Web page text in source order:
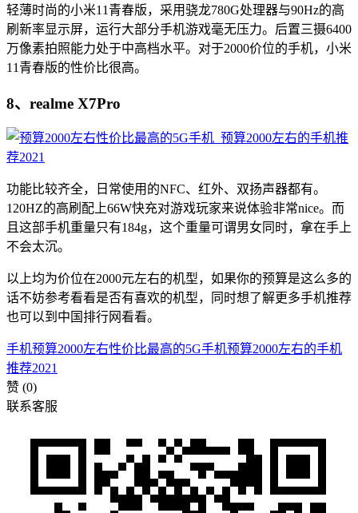
轻薄时尚的小米11青春版，采用骁龙780G处理器与90Hz的高
刷新率显示屏，运行大部分手机游戏毫无压力。后置三摄6400
万像素拍照能力处于中高档水平。对于2000价位的手机，小米
11青春版的性价比很高。
8、realme X7Pro
功能比较齐全，日常使用的NFC、红外、双扬声器都有。
120HZ的高刷配上66W快充对游戏玩家来说体验非常nice。而
且这部手机重量只有184g，这个重量可谓男女同时，拿在手上
不会太沉。
以上均为价位在2000元左右的机型，如果你的预算是这么多的
话不妨参考看看是否有喜欢的机型，同时想了解更多手机推荐
也可以到中国排行网看看。
手机预算2000左右性价比最高的5G手机预算2000左右的手机
推荐2021
赞 (0)
联系客服